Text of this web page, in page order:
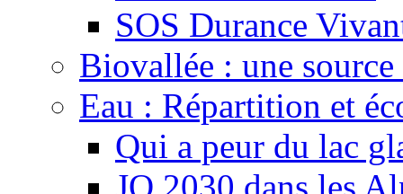
SOS Durance
Biovallée : une
Eau : Répartition et
Qui a peur du lac